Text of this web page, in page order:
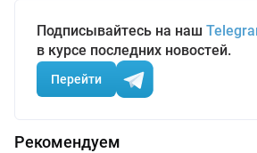
Подписывайтесь на наш
в курсе последних новостей.
Перейти
Рекомендуем